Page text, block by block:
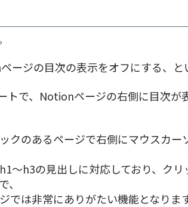
ージの目次の表示をオフにする、と
トで、Notionページの右側に目次が
クのあるページで右側にマウスカー
〜h3の見出しに対応しており、ク
では非常にありがたい機能となります